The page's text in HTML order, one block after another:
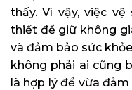
thấy. Vì vậy, việc
thiết để giữ không
và đảm bảo sức
không phải ai cũng
là hợp lý để vừa